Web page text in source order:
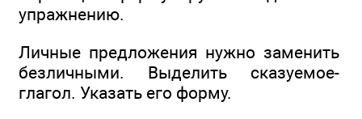
упражнению.
Личные предложения нужно заменить
безличными. Выделить сказуемое-
глагол. Указать его форму.